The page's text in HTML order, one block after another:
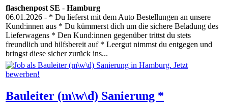
flaschenpost SE - Hamburg
06.01.2026 - * Du lieferst mit dem Auto Bestellungen an unsere
Kund:innen aus * Du kümmerst dich um die sichere Beladung des
Lieferwagens * Den Kund:innen gegenüber trittst du stets
freundlich und hilfsbereit auf * Leergut nimmst du entgegen und
bringst diese sicher zurück ins...
Bauleiter (m\w\d) Sanierung *